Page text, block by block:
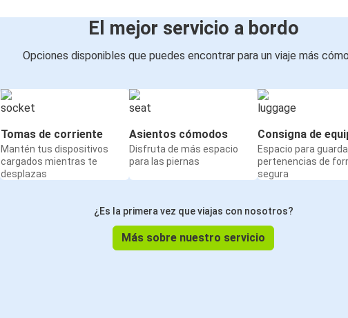
El mejor servicio a bordo
Opciones disponibles que puedes encontrar para un viaje más
Tomas de corriente
Mantén tus dispositivos
cargados mientras te
desplazas
Asientos cómodos
Disfruta de más espacio
para las piernas
Consigna de
Espacio para
pertenencias de
segura
¿Es la primera vez que viajas con nosotros?
Más sobre nuestro servicio